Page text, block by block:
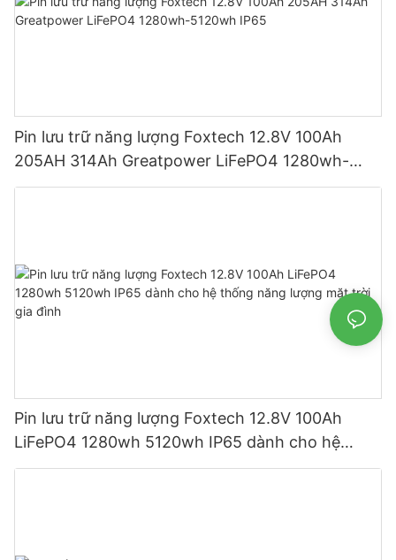
Pin lưu trữ năng lượng Foxtech 12.8V 100Ah
205AH 314Ah Greatpower LiFePO4 1280wh-
5120wh IP65
Pin lưu trữ năng lượng Foxtech 12.8V 100Ah
LiFePO4 1280wh 5120wh IP65 dành cho hệ
thống năng lượng mặt trời gia đình